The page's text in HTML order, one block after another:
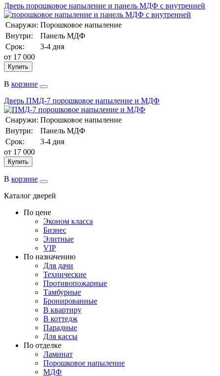
Дверь порошковое напыление и панель МДФ с внутренней
Снаружи: Порошковое напыление
Внутри:
Панель МДФ
Срок:
3-4 дня
от 17 000
Купить
В корзине
Дверь ПМД-7 порошковое напыление и МДФ
Снаружи: Порошковое напыление
Внутри:
Панель МДФ
Срок:
3-4 дня
от 17 000
Купить
В корзине
Каталог дверей
По цене
Эконом класса
Бизнес
Элитные
VIP
По назначению
Для дачи
Технические
Противопожарные
Тамбурные
Бронированные
В квартиру
В коттедж
Парадные
Для кассы
По отделке
Ламинат
Порошковое напыление
МДФ